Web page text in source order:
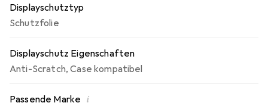
Displayschutztyp
Schutzfolie
Displayschutz Eigenschaften
Anti-Scratch,Case kompatibel
Passende Marke i